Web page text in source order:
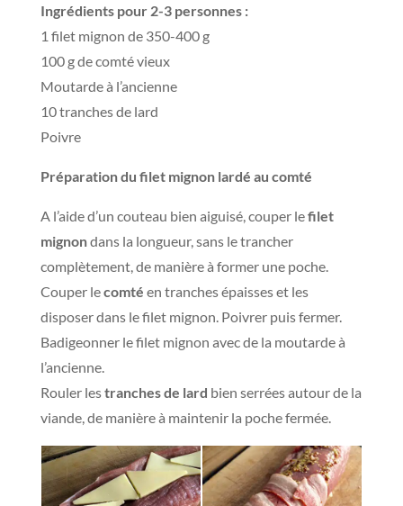
Ingrédients pour 2-3 personnes :
1 filet mignon de 350-400 g
100 g de comté vieux
Moutarde à l’ancienne
10 tranches de lard
Poivre
Préparation du filet mignon lardé au comté
A l’aide d’un couteau bien aiguisé, couper lefilet
mignondans la longueur, sans le trancher
complètement, de manière à former une poche.
Couper lecomté en tranches épaisses et les
disposer dans le filet mignon. Poivrer puis fermer.
Badigeonner le filet mignon avec de la moutarde à
l’ancienne.
Rouler lestranches de lard bien serrées autour de la
viande, de manière à maintenir la poche fermée.